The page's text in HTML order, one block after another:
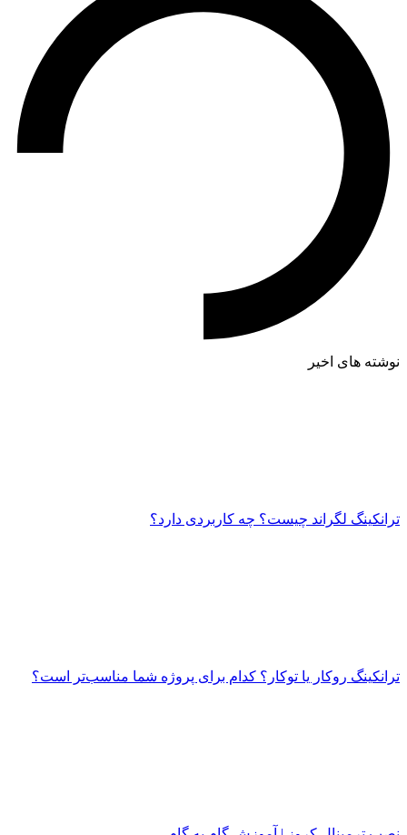
نوشته های اخیر
ترانکینگ لگراند چیست؟ چه کاربردی دارد؟
ترانکینگ روکار یا توکار؟ کدام برای پروژه شما مناسب‌تر است؟